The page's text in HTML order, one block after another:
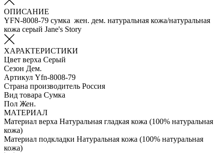
ОПИСАНИЕ
YFN-8008-79 сумка жен. дем. натуральная кожа/натуральная
кожа серый Jane's Story
ХАРАКТЕРИСТИКИ
Цвет верха Серый
Сезон Дем.
Артикул Yfn-8008-79
Страна производитель Россия
Вид товара Сумка
Пол Жен.
МАТЕРИАЛ
Материал верха Натуральная гладкая кожа (100% натуральная
кожа)
Материал подкладки Натуральная кожа (100% натуральная
кожа)